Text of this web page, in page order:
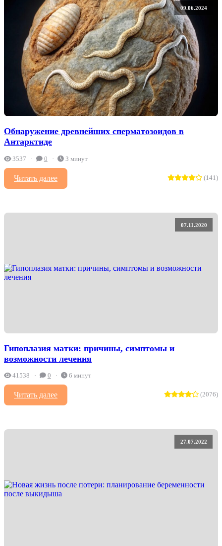
09.06.2024
Обнаружение древнейших сперматозоидов в
Антарктиде
3537 0 3 минут
Читать далее (141)
07.11.2020
Гипоплазия матки: причины, симптомы и
возможности лечения
41538 0 6 минут
Читать далее (2076)
27.07.2022